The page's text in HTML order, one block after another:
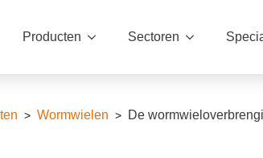
Producten Sectoren
Wormwielen De